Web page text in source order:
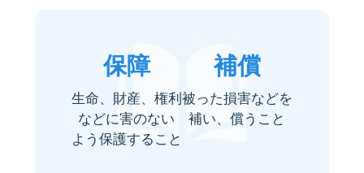
保障
生命、財産、権利
などに害のない
よう保護すること
補償
被った損害などを
補い、償うこと